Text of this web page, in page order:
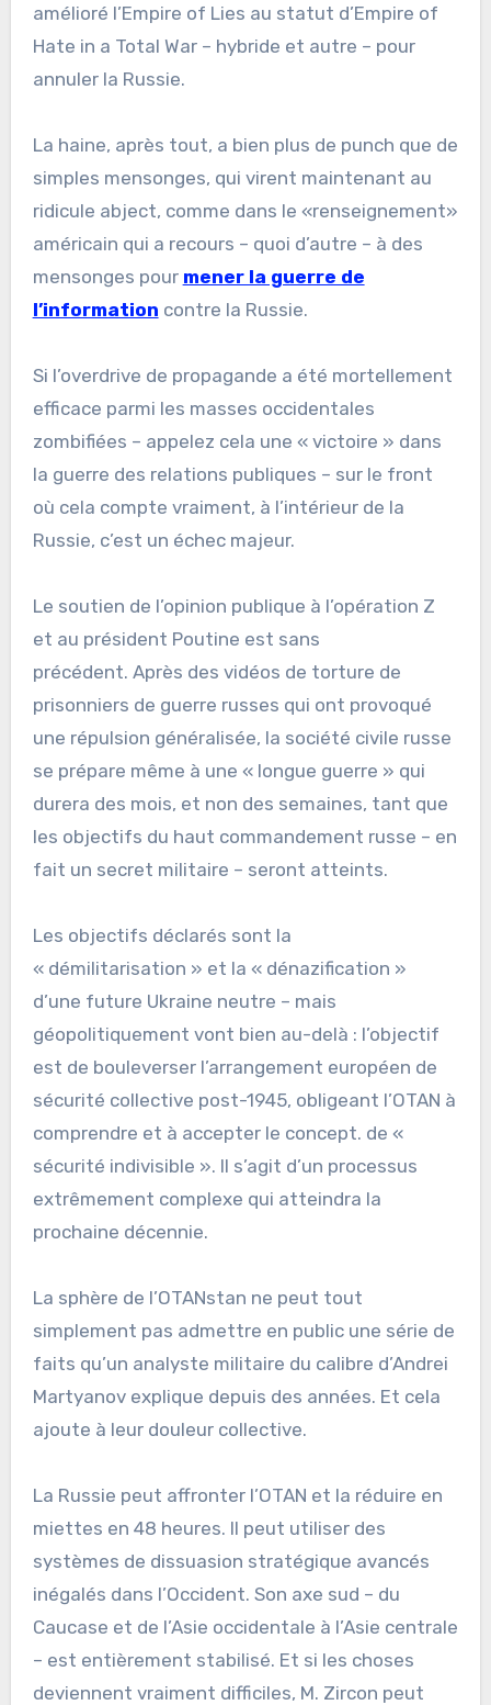
amélioré l’Empire of Lies au statut d’Empire of
Hate in a Total War – hybride et autre – pour
annuler la Russie.
La haine, après tout, a bien plus de punch que de
simples mensonges, qui virent maintenant au
ridicule abject, comme dans le «renseignement»
américain qui a recours – quoi d’autre – à des
mensonges pour mener la guerre de
l’information contre la Russie.
Si l’overdrive de propagande a été mortellement
efficace parmi les masses occidentales
zombifiées – appelez cela une « victoire » dans
la guerre des relations publiques – sur le front
où cela compte vraiment, à l’intérieur de la
Russie, c’est un échec majeur.
Le soutien de l’opinion publique à l’opération Z
et au président Poutine est sans
précédent. Après des vidéos de torture de
prisonniers de guerre russes qui ont provoqué
une répulsion généralisée, la société civile russe
se prépare même à une « longue guerre » qui
durera des mois, et non des semaines, tant que
les objectifs du haut commandement russe – en
fait un secret militaire – seront atteints.
Les objectifs déclarés sont la
« démilitarisation » et la « dénazification »
d’une future Ukraine neutre – mais
géopolitiquement vont bien au-delà : l’objectif
est de bouleverser l’arrangement européen de
sécurité collective post-1945, obligeant l’OTAN à
comprendre et à accepter le concept. de «
sécurité indivisible ». Il s’agit d’un processus
extrêmement complexe qui atteindra la
prochaine décennie.
La sphère de l’OTANstan ne peut tout
simplement pas admettre en public une série de
faits qu’un analyste militaire du calibre d’Andrei
Martyanov explique depuis des années. Et cela
ajoute à leur douleur collective.
La Russie peut affronter l’OTAN et la réduire en
miettes en 48 heures. Il peut utiliser des
systèmes de dissuasion stratégique avancés
inégalés dans l’Occident. Son axe sud – du
Caucase et de l’Asie occidentale à l’Asie centrale
– est entièrement stabilisé. Et si les choses
deviennent vraiment difficiles, M. Zircon peut